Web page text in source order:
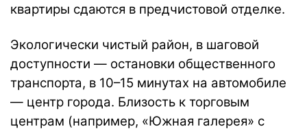
квартиры сдаются в предчистовой отделке.
Экологически чистый район, в шаговой
доступности — остановки общественного
транспорта, в 10–15 минутах на автомобиле
— центр города. Близость к торговым
центрам (например, «Южная галерея» с